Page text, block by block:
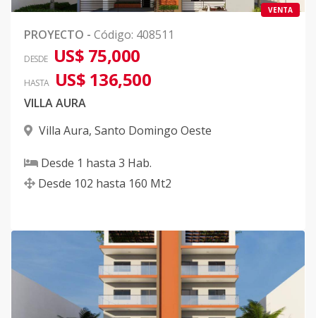
VENTA
PROYECTO - Código: 408511
DESDE US$ 75,000
HASTA US$ 136,500
VILLA AURA
Villa Aura, Santo Domingo Oeste
Desde 1 hasta 3 Hab.
Desde 102 hasta 160 Mt2